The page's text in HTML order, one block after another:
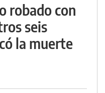
robado con
seis
la muerte